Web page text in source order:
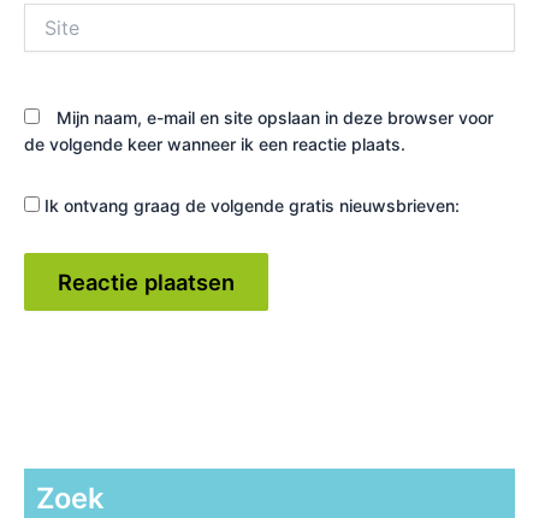
Mijn naam, e-mail en site opslaan in deze browser voor
de volgende keer wanneer ik een reactie plaats.
Ik ontvang graag de volgende gratis nieuwsbrieven:
Zoek